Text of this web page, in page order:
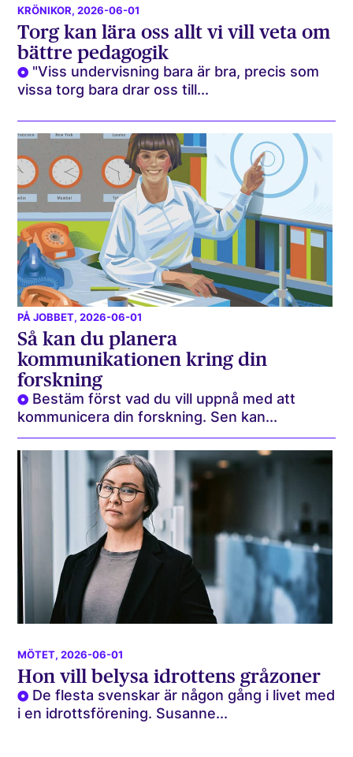
KRÖNIKOR, 2026-06-01
Torg kan lära oss allt vi vill veta om
bättre pedagogik
"Viss undervisning bara är bra, precis som
vissa torg bara drar oss till...
PÅ JOBBET, 2026-06-01
Så kan du planera
kommunikationen kring din
forskning
Bestäm först vad du vill uppnå med att
kommunicera din forskning. Sen kan...
MÖTET, 2026-06-01
Hon vill belysa idrottens gråzoner
De flesta svenskar är någon gång i livet med
i en idrottsförening. Susanne...